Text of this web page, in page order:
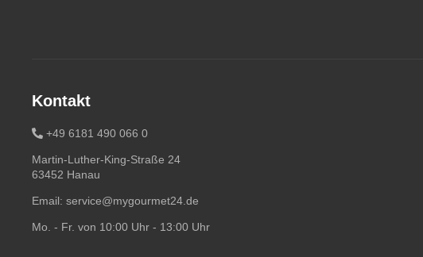
Kontakt
+49 6181 490 066 0
Martin-Luther-King-Straße 24
63452 Hanau
Email: service@mygourmet24.de
Mo. - Fr. von 10:00 Uhr - 13:00 Uhr